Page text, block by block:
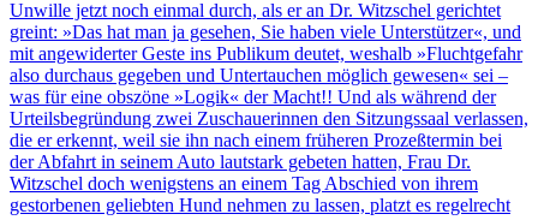
Unwille jetzt noch einmal durch, als er an Dr. Witzschel gerichtet
greint: »Das hat man ja gesehen, Sie haben viele Unterstützer«, und
mit angewiderter Geste ins Publikum deutet, weshalb »Fluchtgefahr
also durchaus gegeben und Untertauchen möglich gewesen« sei –
was für eine obszöne »Logik« der Macht!! Und als während der
Urteilsbegründung zwei Zuschauerinnen den Sitzungssaal verlassen,
die er erkennt, weil sie ihn nach einem früheren Prozeßtermin bei
der Abfahrt in seinem Auto lautstark gebeten hatten, Frau Dr.
Witzschel doch wenigstens an einem Tag Abschied von ihrem
gestorbenen geliebten Hund nehmen zu lassen, platzt es regelrecht